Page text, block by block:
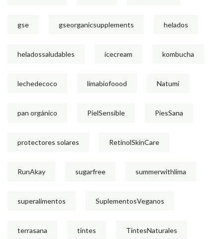
gse gseorganicsupplements helados
heladossaludables icecream kombucha
lechedecoco limabiofoood Natumi
pan orgánico PielSensible PiesSana
protectores solares RetinolSkinCare
RunAkay sugarfree summerwithlima
superalimentos SuplementosVeganos
terrasana tintes TintesNaturales